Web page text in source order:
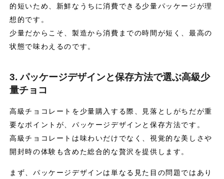
的短いため、新鮮なうちに消費できる少量パッケージが理
想的です。
少量だからこそ、製造から消費までの時間が短く、最高の
状態で味わえるのです。
3. パッケージデザインと保存方法で選ぶ高級少
量チョコ
高級チョコレートを少量購入する際、見落としがちだが重
要なポイントが、パッケージデザインと保存方法です。
高級チョコレートは味わいだけでなく、視覚的な美しさや
開封時の体験も含めた総合的な贅沢を提供します。
まず、パッケージデザインは単なる見た目の問題ではあり